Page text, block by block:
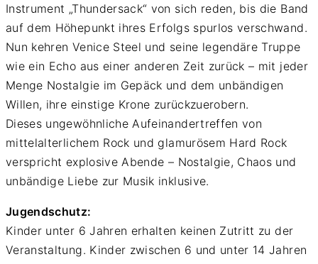
Instrument „Thundersack“ von sich reden, bis die Band
auf dem Höhepunkt ihres Erfolgs spurlos verschwand.
Nun kehren Venice Steel und seine legendäre Truppe
wie ein Echo aus einer anderen Zeit zurück – mit jeder
Menge Nostalgie im Gepäck und dem unbändigen
Willen, ihre einstige Krone zurückzuerobern.
Dieses ungewöhnliche Aufeinandertreffen von
mittelalterlichem Rock und glamurösem Hard Rock
verspricht explosive Abende – Nostalgie, Chaos und
unbändige Liebe zur Musik inklusive.
Jugendschutz:
Kinder unter 6 Jahren erhalten keinen Zutritt zu der
Veranstaltung. Kinder zwischen 6 und unter 14 Jahren